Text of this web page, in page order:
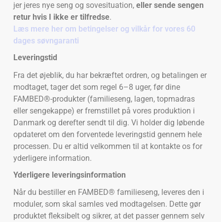
jer jeres nye seng og sovesituation, eller sende sengen
retur hvis I ikke er tilfredse.
Læs mere her om betingelser og vilkår for vores 60
dages søvngaranti
Leveringstid
Fra det øjeblik, du har bekræftet ordren, og betalingen er
modtaget, tager det som regel 6–8 uger, før dine
FAMBED®-produkter (familieseng, lagen, topmadras
eller sengekappe) er fremstillet på vores produktion i
Danmark og derefter sendt til dig. Vi holder dig løbende
opdateret om den forventede leveringstid gennem hele
processen. Du er altid velkommen til at kontakte os for
yderligere information.
Yderligere leveringsinformation
Når du bestiller en FAMBED® familieseng, leveres den i
moduler, som skal samles ved modtagelsen. Dette gør
produktet fleksibelt og sikrer, at det passer gennem selv